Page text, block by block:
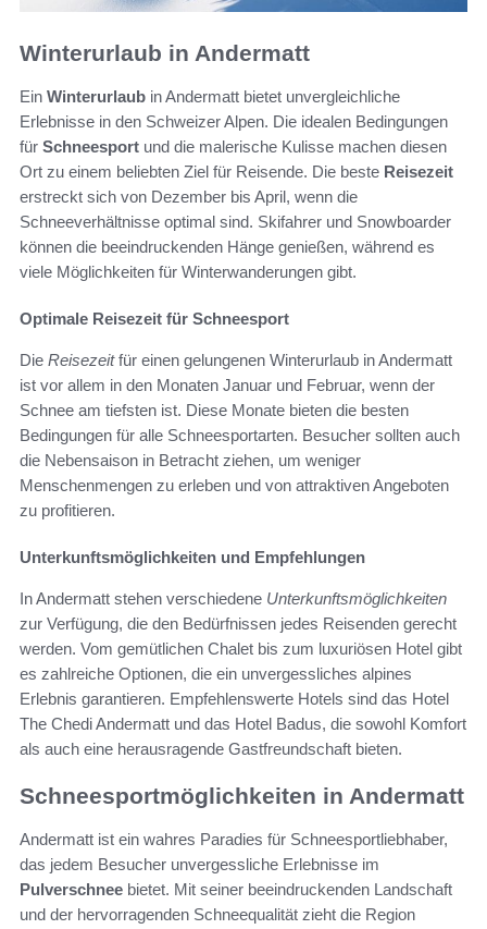
Winterurlaub in Andermatt
Ein Winterurlaub in Andermatt bietet unvergleichliche
Erlebnisse in den Schweizer Alpen. Die idealen Bedingungen
für Schneesport und die malerische Kulisse machen diesen
Ort zu einem beliebten Ziel für Reisende. Die beste Reisezeit
erstreckt sich von Dezember bis April, wenn die
Schneeverhältnisse optimal sind. Skifahrer und Snowboarder
können die beeindruckenden Hänge genießen, während es
viele Möglichkeiten für Winterwanderungen gibt.
Optimale Reisezeit für Schneesport
Die Reisezeitfür einen gelungenen Winterurlaub in Andermatt
ist vor allem in den Monaten Januar und Februar, wenn der
Schnee am tiefsten ist. Diese Monate bieten die besten
Bedingungen für alle Schneesportarten. Besucher sollten auch
die Nebensaison in Betracht ziehen, um weniger
Menschenmengen zu erleben und von attraktiven Angeboten
zu profitieren.
Unterkunftsmöglichkeiten und Empfehlungen
In Andermatt stehen verschiedene Unterkunftsmöglichkeiten
zur Verfügung, die den Bedürfnissen jedes Reisenden gerecht
werden. Vom gemütlichen Chalet bis zum luxuriösen Hotel gibt
es zahlreiche Optionen, die ein unvergessliches alpines
Erlebnis garantieren. Empfehlenswerte Hotels sind das Hotel
The Chedi Andermatt und das Hotel Badus, die sowohl Komfort
als auch eine herausragende Gastfreundschaft bieten.
Schneesportmöglichkeiten in Andermatt
Andermatt ist ein wahres Paradies für Schneesportliebhaber,
das jedem Besucher unvergessliche Erlebnisse im
Pulverschnee bietet. Mit seiner beeindruckenden Landschaft
und der hervorragenden Schneequalität zieht die Region